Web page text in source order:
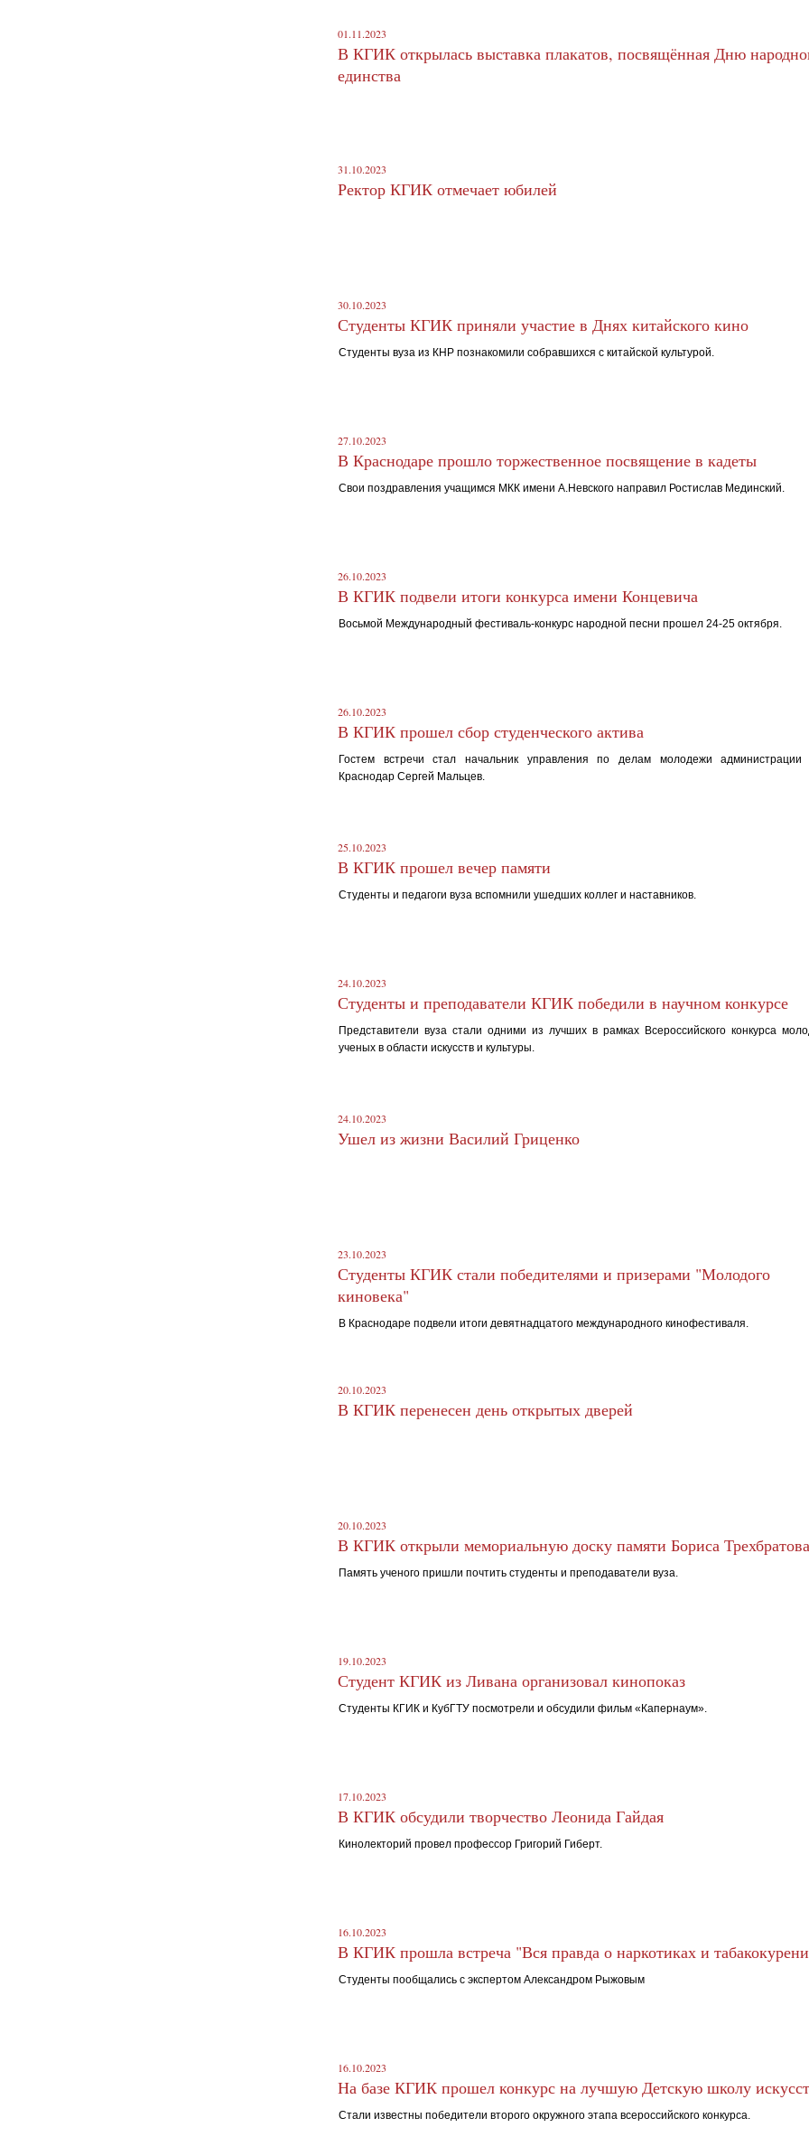
01.11.2023
В КГИК открылась выставка плакатов, посвящённая Дню
единства
31.10.2023
Ректор КГИК отмечает юбилей
30.10.2023
Студенты КГИК приняли участие в Днях китайского кино
Студенты вуза из КНР познакомили собравшихся с китайской культурой.
27.10.2023
В Краснодаре прошло торжественное посвящение в кадеты
Свои поздравления учащимся МКК имени А.Невского направил Ростислав Мединский.
26.10.2023
В КГИК подвели итоги конкурса имени Концевича
Восьмой Международный фестиваль-конкурс народной песни прошел 24-25 октября.
26.10.2023
В КГИК прошел сбор студенческого актива
Гостем встречи стал начальник управления по делам молодежи
Краснодар Сергей Мальцев.
25.10.2023
В КГИК прошел вечер памяти
Студенты и педагоги вуза вспомнили ушедших коллег и наставников.
24.10.2023
Студенты и преподаватели КГИК победили в научном конкурсе
Представители вуза стали одними из лучших в рамках Всероссийского конкурса
ученых в области искусств и культуры.
24.10.2023
Ушел из жизни Василий Гриценко
23.10.2023
Студенты КГИК стали победителями и призерами "Молодого
киновека"
В Краснодаре подвели итоги девятнадцатого международного кинофестиваля.
20.10.2023
В КГИК перенесен день открытых дверей
20.10.2023
В КГИК открыли мемориальную доску памяти Бориса Трехбратова
Память ученого пришли почтить студенты и преподаватели вуза.
19.10.2023
Студент КГИК из Ливана организовал кинопоказ
Студенты КГИК и КубГТУ посмотрели и обсудили фильм «Капернаум».
17.10.2023
В КГИК обсудили творчество Леонида Гайдая
Кинолекторий провел профессор Григорий Гиберт.
16.10.2023
В КГИК прошла встреча "Вся правда о наркотиках и
Студенты пообщались с экспертом Александром Рыжовым
16.10.2023
На базе КГИК прошел конкурс на лучшую Детскую школу
Стали известны победители второго окружного этапа всероссийского конкурса.